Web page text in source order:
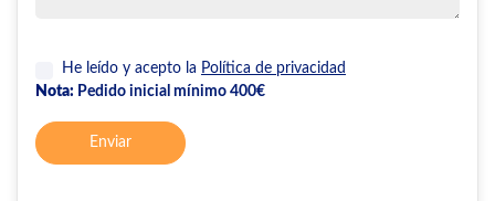
He leído y acepto la Política de privacidad
Nota: Pedido inicial mínimo 400€
Enviar